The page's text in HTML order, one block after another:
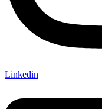
Linkedin